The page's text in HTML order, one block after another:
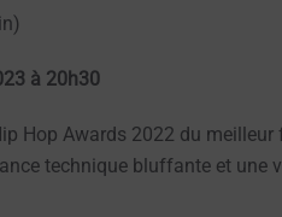
à 20h30
Hop Awards 2022 du
technique bluffante et une